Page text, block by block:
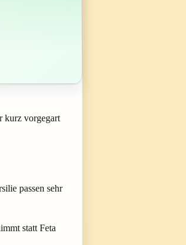
kurz vorgegart
passen sehr
statt Feta